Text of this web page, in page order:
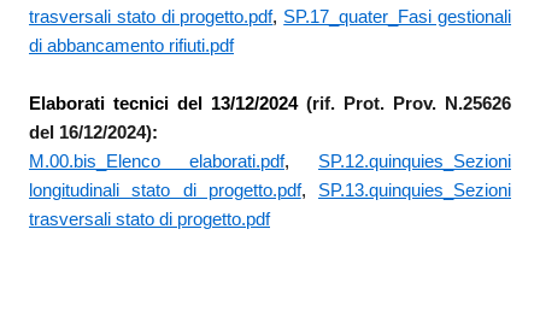
trasversali stato di progetto.pdf, SP.17_quater_Fasi gestionali
di abbancamento rifiuti.pdf
Elaborati tecnici del 13/12/2024 (rif. Prot. Prov. N.25626
del 16/12/2024):
M.00.bis_Elenco elaborati.pdf, SP.12.quinquies_Sezioni
longitudinali stato di progetto.pdf, SP.13.quinquies_Sezioni
trasversali stato di progetto.pdf